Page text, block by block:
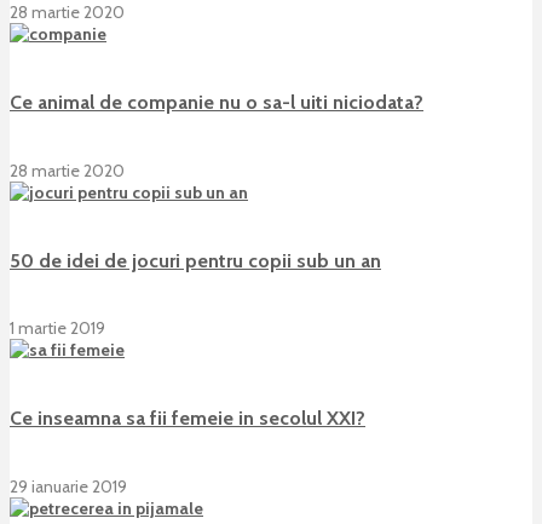
28 martie 2020
Ce animal de companie nu o sa-l uiti niciodata?
28 martie 2020
50 de idei de jocuri pentru copii sub un an
1 martie 2019
Ce inseamna sa fii femeie in secolul XXI?
29 ianuarie 2019